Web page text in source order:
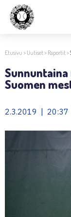
Etusivu > Uutiset> Raportit>
Suomen
2.3.2019 |